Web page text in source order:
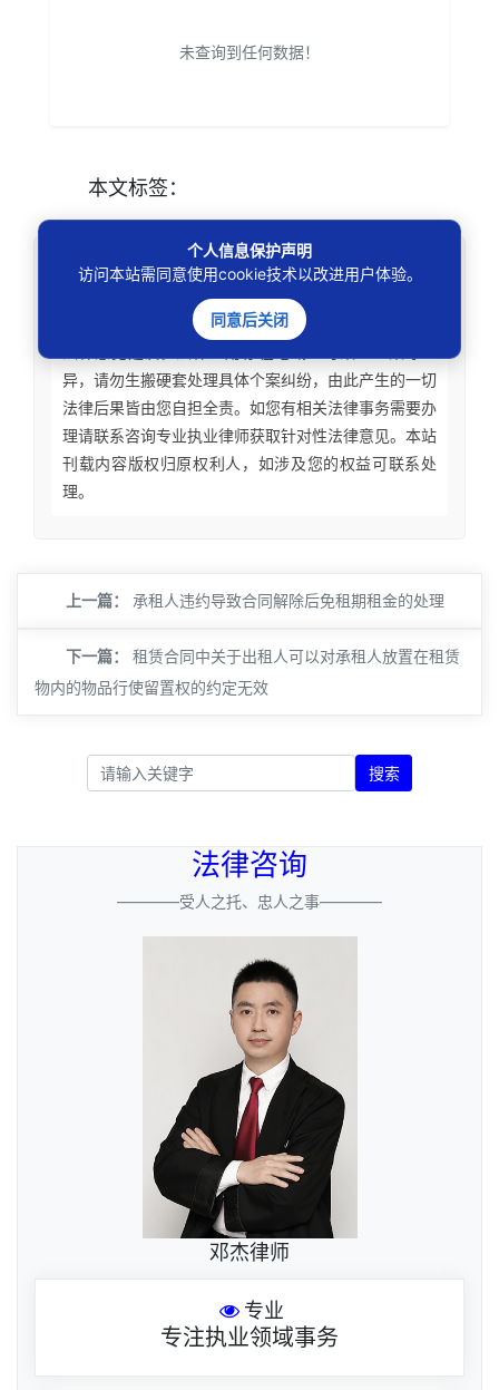
未查询到任何数据！
本文标签：
免责声明
本站所刊资讯仅为学术观点交流，不构成任何形式
异，请勿生搬硬套处理具体个案纠纷，由此产生的一切
法律后果皆由您自担全责。如您有相关法律事务需要办
理请联系咨询专业执业律师获取针对性法律意见。本站
刊载内容版权归原权利人，如涉及您的权益可联系处
理。
上一篇： 承租人违约导致合同解除后免租期租金的处理
下一篇：
租赁合同中关于出租人可以对承租人放置在租赁
物内的物品行使留置权的约定无效
搜索
法律咨询
————受人之托、忠人之事————
邓杰律师
专业
专注执业领域事务
个人信息保护声明
访问本站需同意使用cookie技术以改进用户体验。
同意后关闭